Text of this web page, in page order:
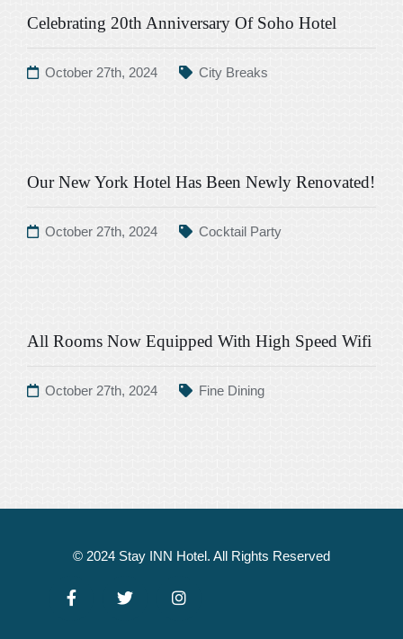
Celebrating 20th Anniversary Of Soho Hotel
October 27th, 2024 City Breaks
Our New York Hotel Has Been Newly Renovated!
October 27th, 2024 Cocktail Party
All Rooms Now Equipped With High Speed Wifi
October 27th, 2024 Fine Dining
© 2024 Stay INN Hotel. All Rights Reserved